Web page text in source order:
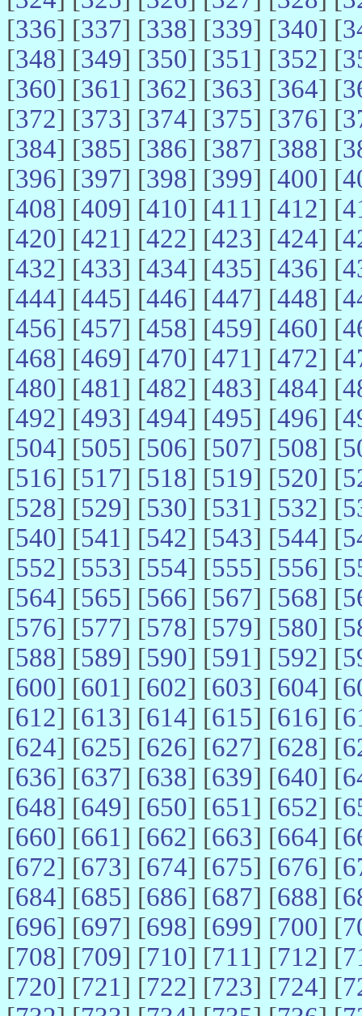
[336] [337] [338] [339] [340] [
[348] [349] [350] [351] [352] [
[360] [361] [362] [363] [364] [
[372] [373] [374] [375] [376] [
[384] [385] [386] [387] [388] [
[396] [397] [398] [399] [400] [
[408] [409] [410] [411] [412] [
[420] [421] [422] [423] [424] [
[432] [433] [434] [435] [436] [
[444] [445] [446] [447] [448] [
[456] [457] [458] [459] [460] [
[468] [469] [470] [471] [472] [
[480] [481] [482] [483] [484] [
[492] [493] [494] [495] [496] [
[504] [505] [506] [507] [508] [
[516] [517] [518] [519] [520] [
[528] [529] [530] [531] [532] [
[540] [541] [542] [543] [544] [
[552] [553] [554] [555] [556] [
[564] [565] [566] [567] [568] [
[576] [577] [578] [579] [580] [
[588] [589] [590] [591] [592] [
[600] [601] [602] [603] [604] [
[612] [613] [614] [615] [616] [
[624] [625] [626] [627] [628] [
[636] [637] [638] [639] [640] [
[648] [649] [650] [651] [652] [
[660] [661] [662] [663] [664] [
[672] [673] [674] [675] [676] [
[684] [685] [686] [687] [688] [
[696] [697] [698] [699] [700] [
[708] [709] [710] [711] [712] [
[720] [721] [722] [723] [724] [